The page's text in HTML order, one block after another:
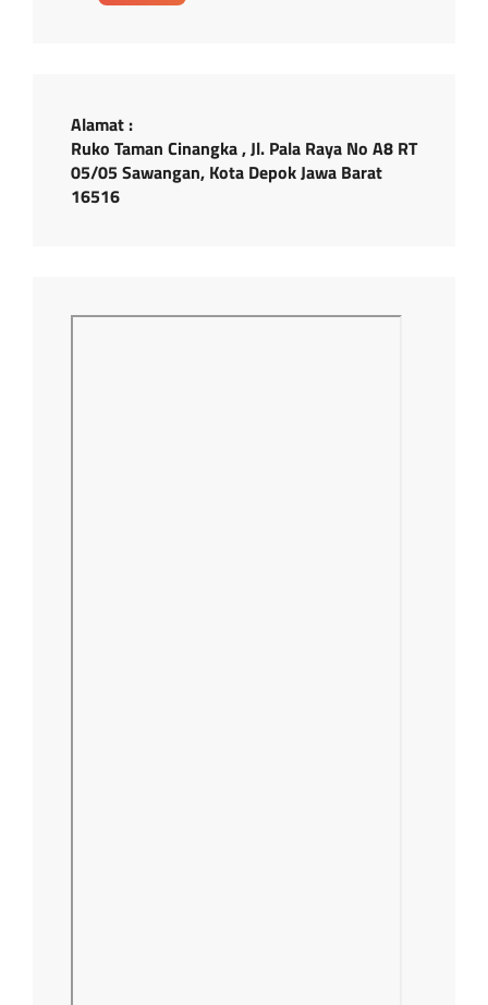
Alamat :
Ruko Taman Cinangka , Jl. Pala Raya No A8 RT
05/05 Sawangan, Kota Depok Jawa Barat
16516